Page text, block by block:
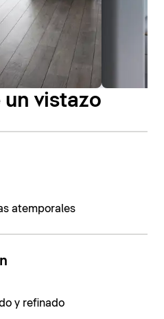
un vistazo
atemporales
y refinado